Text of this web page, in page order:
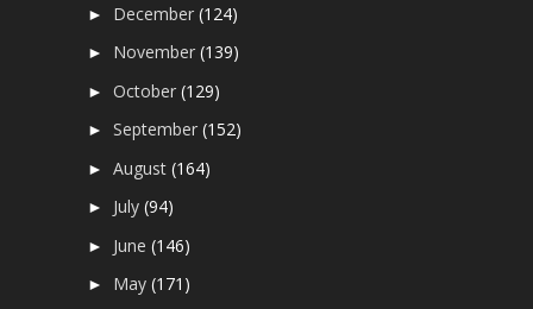
► December(124)
► November(139)
►October(129)
►September(152)
►August(164)
► July(94)
► June(146)
► May(171)